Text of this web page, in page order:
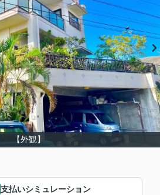
【外観】
支払いシミュレーション